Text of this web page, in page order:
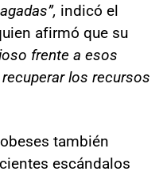
indicó el
afirmó que su
frente a esos
los recursos
también
escándalos